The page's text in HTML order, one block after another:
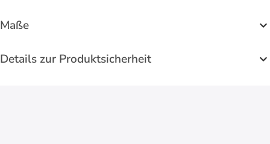
Maße
Details zur Produktsicherheit